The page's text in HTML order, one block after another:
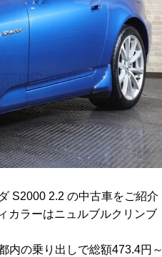
S2000 2.2 の中古車をご紹介
カラーはニュルブルクリンブ
内の乗り出しで総額473.4円～